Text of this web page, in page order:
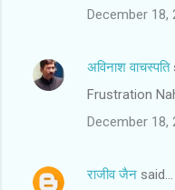
December 18,
अविनाश वाचस्पति
Frustration
December 18,
राजीव जैन said…